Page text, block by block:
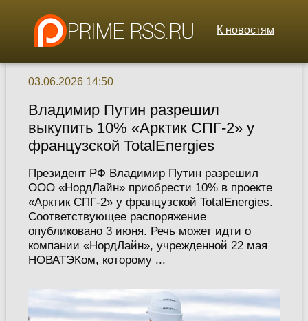
К новостям
03.06.2026 14:50
Владимир Путин разрешил
выкупить 10% «Арктик СПГ-2» у
французской TotalEnergies
Президент РФ Владимир Путин разрешил
ООО «НордЛайн» приобрести 10% в проекте
«Арктик СПГ-2» у французской TotalEnergies.
Соответствующее распоряжение
опубликовано 3 июня. Речь может идти о
компании «НордЛайн», учрежденной 22 мая
НОВАТЭКом, которому ...